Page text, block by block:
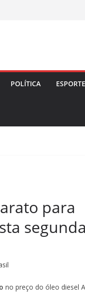
POLÍTICA ESPORTE
para
no preço do óleo diesel